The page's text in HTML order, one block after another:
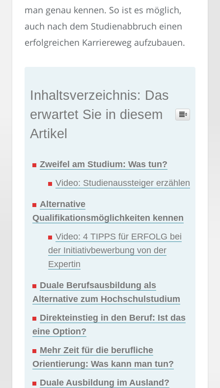
man genau kennen. So ist es möglich,
auch nach dem Studienabbruch einen
erfolgreichen Karriereweg aufzubauen.
Inhaltsverzeichnis: Das
erwartet Sie in diesem
Artikel
Zweifel am Studium: Was tun?
Video: Studienaussteiger erzählen
Alternative
Qualifikationsmöglichkeiten kennen
Video: 4 TIPPS für ERFOLG bei
der Initiativbewerbung von der
Expertin
Duale Berufsausbildung als
Alternative zum Hochschulstudium
Direkteinstieg in den Beruf: Ist das
eine Option?
Mehr Zeit für die berufliche
Orientierung: Was kann man tun?
Duale Ausbildung im Ausland?